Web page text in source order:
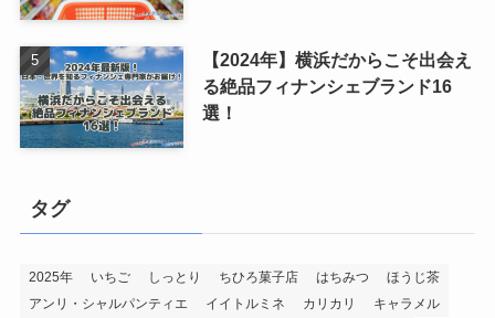
【2024年】横浜だからこそ出会え
る絶品フィナンシェブランド16
選！
タグ
2025年 いちご しっとり ちひろ菓子店 はちみつ
ほうじ茶
アンリ・シャルパンティエ
イイトルミネ カリカリ
キャラメル